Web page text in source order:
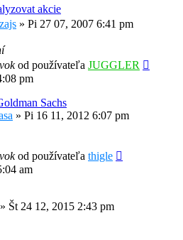
akcie
» Pi 27 07, 2007 6:41 pm
od používateľa JUGGLER
pm
Sachs
» Pi 16 11, 2012 6:07 pm
od používateľa thigle
am
» Št 24 12, 2015 2:43 pm